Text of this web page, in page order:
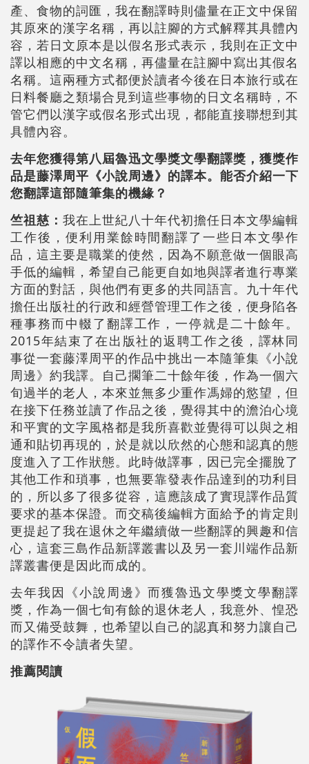
產、食物的詞匯，我在翻譯時則儘量在正文中保留
其原來的漢字名稱，再以註腳的方式解釋其具體內
容，若日文原本是以假名形式表示，我則在正文中
譯以相應的中文名稱，再儘量在註腳中寫出其假名
名稱。這兩種方式都便於讀者今後在日本旅行或在
日料餐廳之類場合見到這些事物的日文名稱時，不
管它們以漢字或假名形式出現，都能直接聯想到其
具體內容。
去年您獲得第八屆魯迅文學獎文學翻譯獎，獲獎作
品是藤澤周平《小說周邊》的譯本。能否介紹一下
您翻譯這部隨筆集的機緣？
竺祖慈： 我在上世紀八十年代初擔任日本文學編輯
工作後，便利用業餘時間翻譯了一些日本文學作
品，這主要是職業的使然，因為不願意做一個眼高
手低的編輯，希望自己能更自如地與譯者進行專業
方面的對話，與他們有更多的共同語言。九十年代
擔任出版社的行政和經營管理工作之後，便身陷各
種事務而中輟了翻譯工作，一停就是二十餘年。
2015年結束了在出版社的返聘工作之後，譯林同
事從一套藤澤周平的作品中挑出一本隨筆集《小說
周邊》約我譯。自己擱筆二十餘年後，作為一個六
旬過半的老人，本來並無多少重作馮婦的慾望，但
在接下任務並讀了作品之後，覺得其中的澹泊心境
和平實的文字風格都是我所喜歡並覺得可以與之相
通和貼切再現的，於是就以欣然的心態和認真的態
度進入了工作狀態。此時做譯事，因已完全擺脫了
其他工作和瑣事，也無要靠發表作品達到的功利目
的，所以多了很多從容，這應該成了實現譯作品質
要求的基本保證。而交稿後編輯方面給予的肯定則
更提起了我在退休之年繼續做一些翻譯的興趣和信
心，這套三島作品新譯叢書以及另一套川端作品新
譯叢書便是因此而成的。
去年我因《小說周邊》而獲魯迅文學獎文學翻譯
獎，作為一個七旬有餘的退休老人，我意外、惶恐
而又備受鼓舞，也希望以自己的認真和努力讓自己
的譯作不令讀者失望。
推薦閱讀